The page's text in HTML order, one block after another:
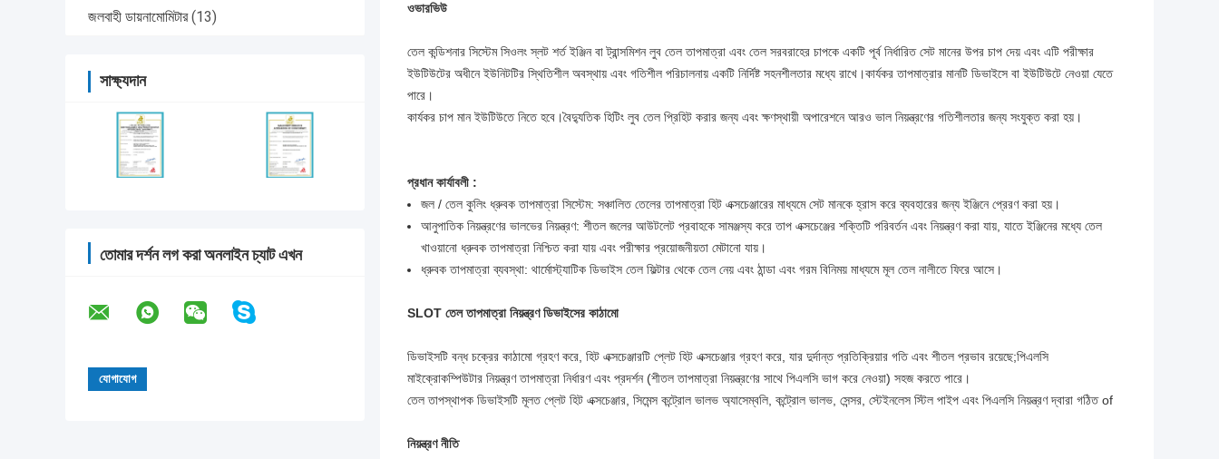
জলবাহী ডায়নামোমিটার (13)
সাক্ষ্যদান
তোমার দর্শন লগ করা অনলাইন চ্যাট এখন
ওভারভিউ
তেল কন্ডিশনার সিস্টেম সিওলং স্লট শর্ত ইঞ্জিন বা ট্রান্সমিশন লুব তেল তাপমাত্রা এবং তেল সরবরাহের চাপকে একটি পূর্ব নির্ধারিত সেট মানের উপর চাপ দেয় এবং এটি পরীক্ষার
ইউটিউটের অধীনে ইউনিটটির স্থিতিশীল অবস্থায় এবং গতিশীল পরিচালনায় একটি নির্দিষ্ট সহনশীলতার মধ্যে রাখে।কার্যকর তাপমাত্রার মানটি ডিভাইসে বা ইউটিউটে নেওয়া যেতে
পারে।
কার্যকর চাপ মান ইউটিউতে নিতে হবে।বৈদ্যুতিক হিটিং লুব তেল প্রিহিট করার জন্য এবং ক্ষণস্থায়ী অপারেশনে আরও ভাল নিয়ন্ত্রণের গতিশীলতার জন্য সংযুক্ত করা হয়।
প্রধান কার্যাবলী :
জল / তেল কুলিং ধ্রুবক তাপমাত্রা সিস্টেম: সঞ্চালিত তেলের তাপমাত্রা হিট এক্সচেঞ্জারের মাধ্যমে সেট মানকে হ্রাস করে ব্যবহারের জন্য ইঞ্জিনে প্রেরণ করা হয়।
আনুপাতিক নিয়ন্ত্রণের ভালভের নিয়ন্ত্রণ: শীতল জলের আউটলেট প্রবাহকে সামঞ্জস্য করে তাপ এক্সচেঞ্জের শক্তিটি পরিবর্তন এবং নিয়ন্ত্রণ করা যায়, যাতে ইঞ্জিনের মধ্যে তেল
খাওয়ানো ধ্রুবক তাপমাত্রা নিশ্চিত করা যায় এবং পরীক্ষার প্রয়োজনীয়তা মেটানো যায়।
ধ্রুবক তাপমাত্রা ব্যবস্থা: থার্মোস্ট্যাটিক ডিভাইস তেল ফিল্টার থেকে তেল নেয় এবং ঠান্ডা এবং গরম বিনিময় মাধ্যমে মূল তেল নালীতে ফিরে আসে।
SLOT তেল তাপমাত্রা নিয়ন্ত্রণ ডিভাইসের কাঠামো
ডিভাইসটি বন্ধ চক্রের কাঠামো গ্রহণ করে, হিট এক্সচেঞ্জারটি প্লেট হিট এক্সচেঞ্জার গ্রহণ করে, যার দুর্দান্ত প্রতিক্রিয়ার গতি এবং শীতল প্রভাব রয়েছে;পিএলসি
মাইক্রোকম্পিউটার নিয়ন্ত্রণ তাপমাত্রা নির্ধারণ এবং প্রদর্শন (শীতল তাপমাত্রা নিয়ন্ত্রণের সাথে পিএলসি ভাগ করে নেওয়া) সহজ করতে পারে।
তেল তাপস্থাপক ডিভাইসটি মূলত প্লেট হিট এক্সচেঞ্জার, সিমেন্স কন্ট্রোল ভালভ অ্যাসেম্বলি, কন্ট্রোল ভালভ, সেন্সর, স্টেইনলেস স্টিল পাইপ এবং পিএলসি নিয়ন্ত্রণ দ্বারা গঠিত of
নিয়ন্ত্রণ নীতি